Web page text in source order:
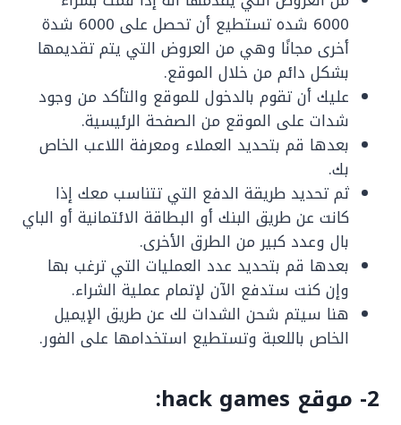
6000 شده تستطيع أن تحصل على 6000 شدة
أخرى مجانًا وهي من العروض التي يتم تقديمها
بشكل دائم من خلال الموقع.
عليك أن تقوم بالدخول للموقع والتأكد من وجود
شدات على الموقع من الصفحة الرئيسية.
بعدها قم بتحديد العملاء ومعرفة اللاعب الخاص
بك.
ثم تحديد طريقة الدفع التي تتناسب معك إذا
كانت عن طريق البنك أو البطاقة الائتمانية أو الباي
بال وعدد كبير من الطرق الأخرى.
بعدها قم بتحديد عدد العمليات التي ترغب بها
وإن كنت ستدفع الآن لإتمام عملية الشراء.
هنا سيتم شحن الشدات لك عن طريق الإيميل
الخاص باللعبة وتستطيع استخدامها على الفور.
2- موقع hack games: